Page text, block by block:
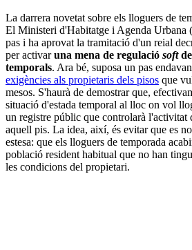
La darrera novetat sobre els lloguers de
El Ministeri d'Habitatge i Agenda Urbana
pas i ha aprovat la tramitació d'un reial
per activaruna mena de regulació soft
temporals. Ara bé, suposa un pas
exigències als propietaris dels pisos que
mesos. S'haurà de demostrar que,
situació d'estada temporal al lloc on vol
un registre públic que controlarà l'activitat
aquell pis. La idea, així, és evitar que es
estesa: que els lloguers de temporada
població resident habitual que no han
les condicions del propietari.